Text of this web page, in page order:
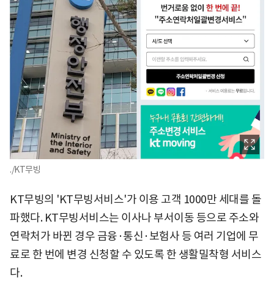
./KT무빙
KT무빙의 'KT무빙서비스'가 이용 고객 1000만 세대를 돌
파했다. KT무빙서비스는 이사나 부서이동 등으로 주소와
연락처가 바뀐 경우 금융·통신·보험사 등 여러 기업에 무
료로 한 번에 변경 신청할 수 있도록 한 생활밀착형 서비스
다.